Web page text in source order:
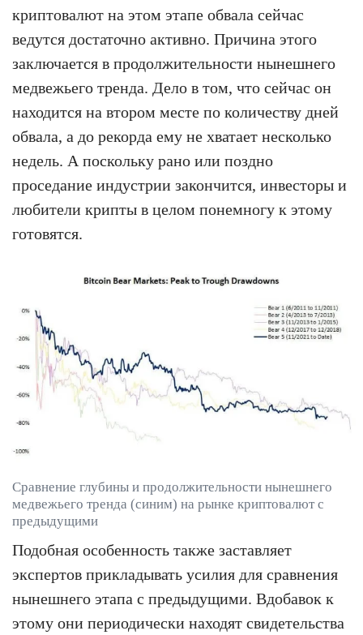
криптовалют на этом этапе обвала сейчас
ведутся достаточно активно. Причина этого
заключается в продолжительности нынешнего
медвежьего тренда. Дело в том, что сейчас он
находится на втором месте по количеству дней
обвала, а до рекорда ему не хватает несколько
недель. А поскольку рано или поздно
проседание индустрии закончится, инвесторы и
любители крипты в целом понемногу к этому
готовятся.
Сравнение глубины и продолжительности нынешнего
медвежьего тренда (синим) на рынке криптовалют с
предыдущими
Подобная особенность также заставляет
экспертов прикладывать усилия для сравнения
нынешнего этапа с предыдущими. Вдобавок к
этому они периодически находят свидетельства